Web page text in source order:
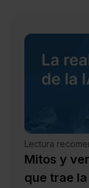
Lectura
Mitos y
que trae